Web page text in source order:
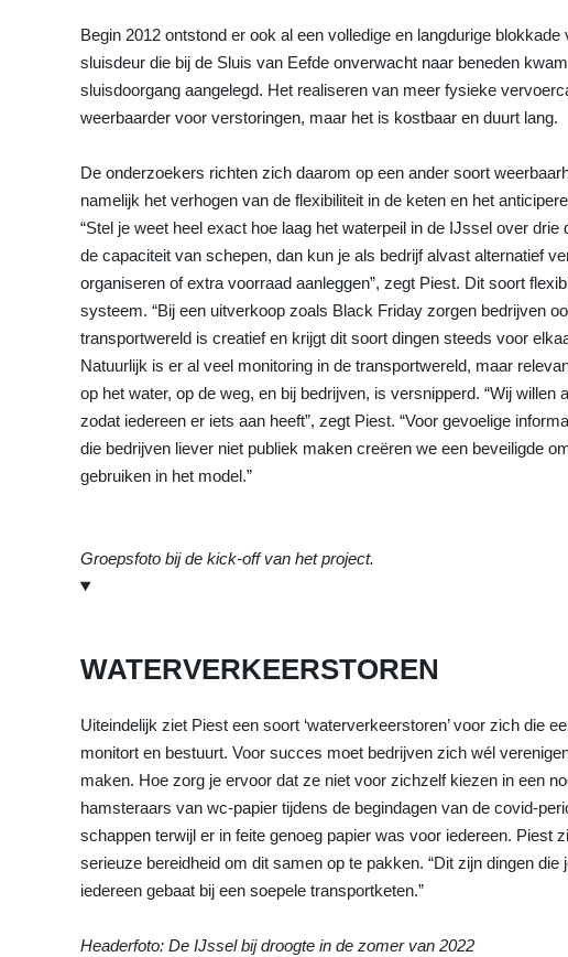
Begin 2012 ontstond er ook al een volledige en langdurige
sluisdeur die bij de Sluis van Eefde onverwacht naar beneden
sluisdoorgang aangelegd. Het realiseren van meer fysieke
weerbaarder voor verstoringen, maar het is kostbaar en duurt lang.
De onderzoekers richten zich daarom op een ander soort
namelijk het verhogen van de flexibiliteit in de keten en het
“Stel je weet heel exact hoe laag het waterpeil in de IJssel over
de capaciteit van schepen, dan kun je als bedrijf alvast alternatief
organiseren of extra voorraad aanleggen”, zegt Piest. Dit soort
systeem. “Bij een uitverkoop zoals Black Friday zorgen bedrijven
transportwereld is creatief en krijgt dit soort dingen steeds voor
Natuurlijk is er al veel monitoring in de transportwereld, maar
op het water, op de weg, en bij bedrijven, is versnipperd. “Wij willen
zodat iedereen er iets aan heeft”, zegt Piest. “Voor gevoelige
die bedrijven liever niet publiek maken creëren we een beveiligde
gebruiken in het model.”
Groepsfoto bij de kick-off van het project.
WATERVERKEERSTOREN
Uiteindelijk ziet Piest een soort ‘waterverkeerstoren’ voor zich die
monitort en bestuurt. Voor succes moet bedrijven zich wél
maken. Hoe zorg je ervoor dat ze niet voor zichzelf kiezen in een
hamsteraars van wc-papier tijdens de begindagen van de covid-
schappen terwijl er in feite genoeg papier was voor iedereen. Piest
serieuze bereidheid om dit samen op te pakken. “Dit zijn dingen die
iedereen gebaat bij een soepele transportketen.”
Headerfoto: De IJssel bij droogte in de zomer van 2022